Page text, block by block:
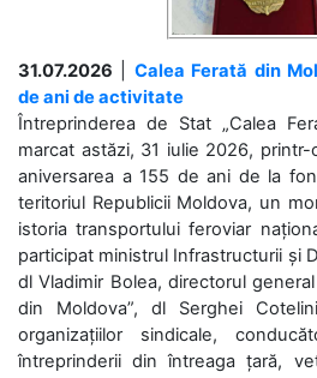
31.07.2026
Calea Ferată din
de ani de activitate
Întreprinderea de Stat „Calea
marcat astăzi, 31 iulie 2026,
aniversarea a 155 de ani de la
teritoriul Republicii Moldova, un
istoria transportului feroviar
participat ministrul Infrastructurii și
dl Vladimir Bolea, directorul general
din Moldova”, dl Serghei
organizațiilor sindicale,
întreprinderii din întreaga țară,